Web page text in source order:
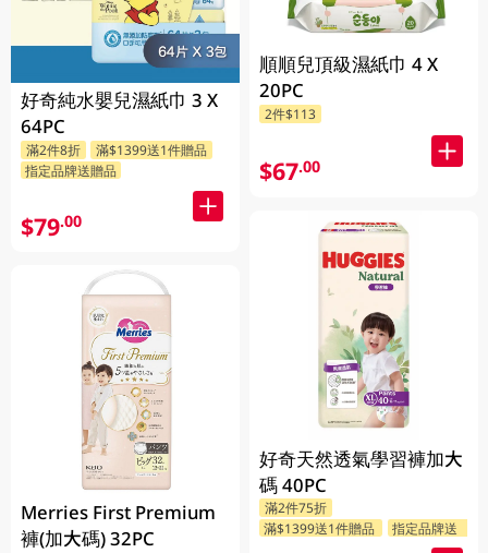
好奇純水嬰兒濕紙巾 3 X
64PC
滿2件8折
滿$1399送1件贈品
指定品牌送贈品
$79.00
Merries First Premium
褲(加大碼) 32PC
順順兒頂級濕紙巾 4 X
20PC
2件$113
$67.00
好奇天然透氣學習褲加大
碼 40PC
滿2件75折
滿$1399送1件贈品
指定品牌送贈品